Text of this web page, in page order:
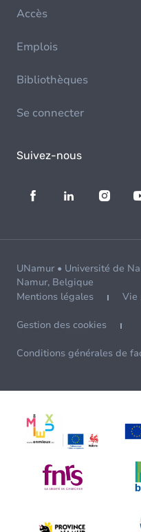
Accès
Emplois
Bibliothèques
Se connecter
Suivez-nous
UNamur • Université de
Namur, Belgique
Mentions légales
Vie
Gestion des cookies
Conditions générales de